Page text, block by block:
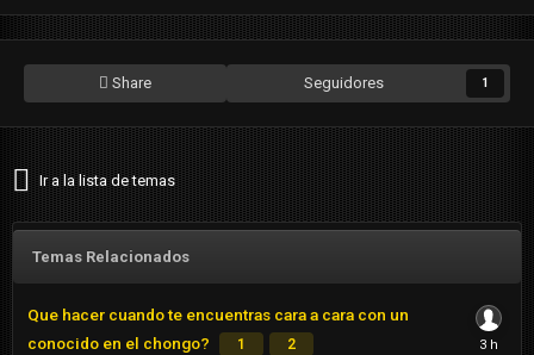
Share Seguidores 1
Ir a la lista de temas
Temas Relacionados
Que hacer cuando te encuentras cara a cara con un
conocido en el chongo?
1 2